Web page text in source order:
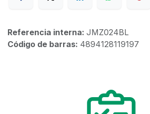
Referencia interna: JMZ024BL
Código de barras: 4894128119197